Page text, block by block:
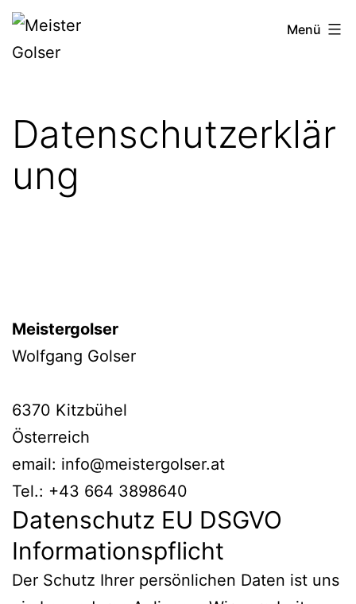
Zum
Meister
Golser
Menü
Datenschutzerklär
ung
Meistergolser
Wolfgang Golser
6370 Kitzbühel
Österreich
email: info@meistergolser.at
Tel.: +43 664 3898640
Datenschutz EU DSGVO
Informationspflicht
Der Schutz Ihrer persönlichen Daten ist uns